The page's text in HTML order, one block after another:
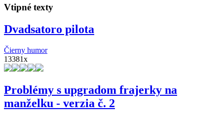
Vtipné texty
Dvadsatoro pilota
Čierny humor
13381x
Problémy s upgradom frajerky na
manželku - verzia č. 2